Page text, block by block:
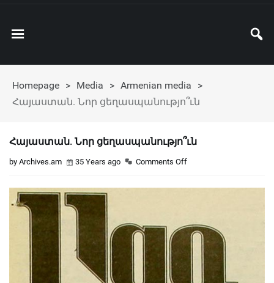
Homepage > Media > Armenian media
>
Հայաստան. Նոր ցեղասպանությո՞ւն
Հայաստան. Նոր ցեղասպանությո՞ւն
by Archives.am 35 Years ago Comments Off